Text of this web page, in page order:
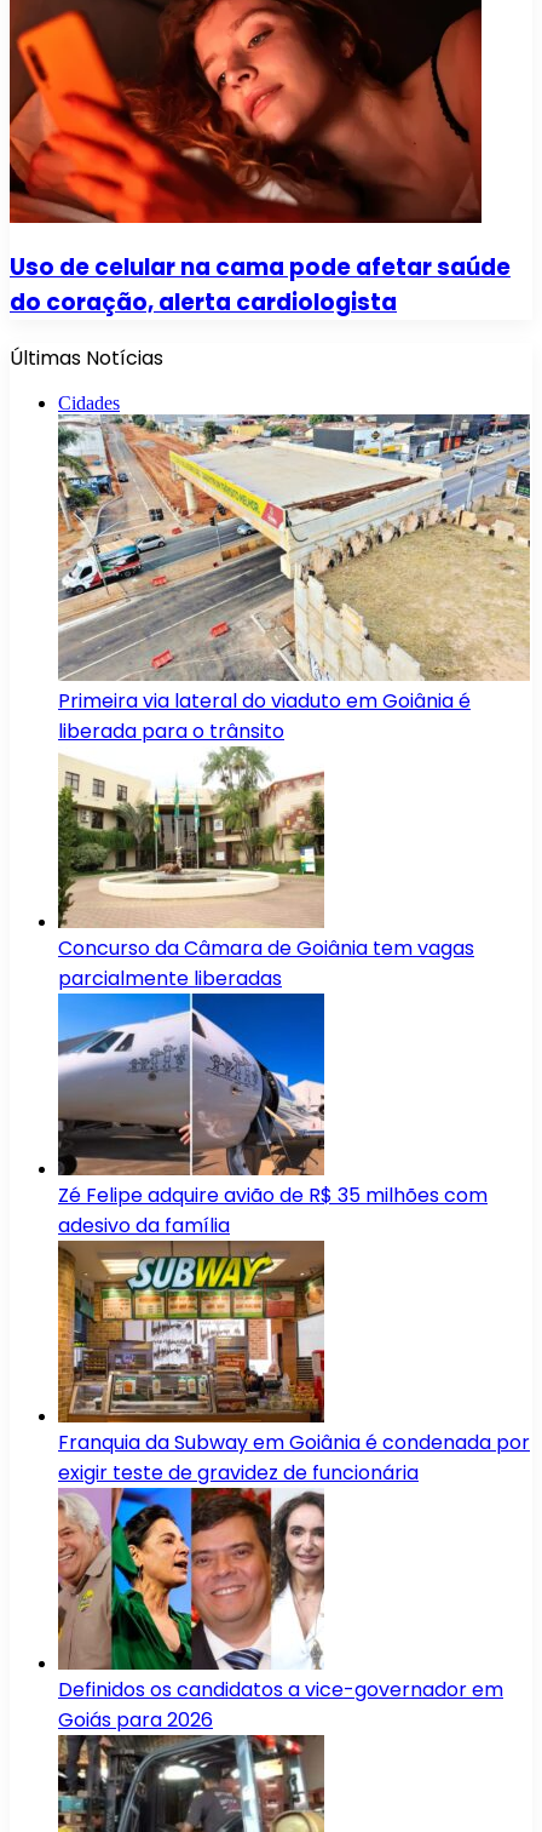
Uso de celular na cama pode afetar saúde
do coração, alerta cardiologista
Últimas Notícias
Cidades
Primeira via lateral do viaduto em Goiânia é
liberada para o trânsito
Concurso da Câmara de Goiânia tem vagas
parcialmente liberadas
Zé Felipe adquire avião de R$ 35 milhões com
adesivo da família
Franquia da Subway em Goiânia é condenada por
exigir teste de gravidez de funcionária
Definidos os candidatos a vice-governador em
Goiás para 2026